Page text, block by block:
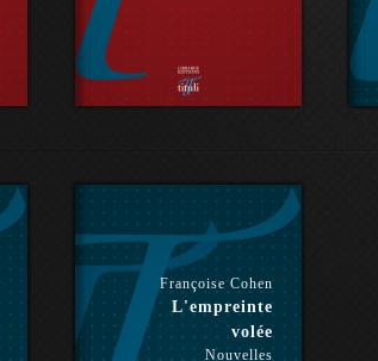
Françoise Cohen
L'empreinte
volée
Nouvelles